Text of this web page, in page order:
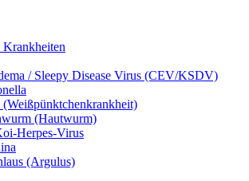
/ Sleepy Disease Virus (CEV/KSDV)
(Hautwurm)
Herpes-Virus
(Argulus)